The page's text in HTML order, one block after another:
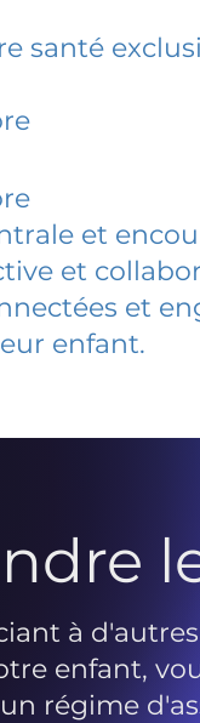
santé
et
et
et
enfant.
à
enfant,
régime